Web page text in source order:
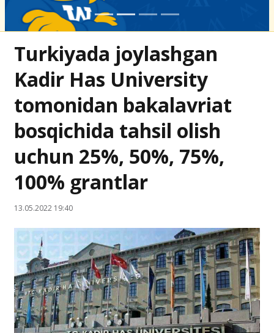
Turkiyada joylashgan
Kadir Has University
tomonidan bakalavriat
bosqichida tahsil olish
uchun 25%, 50%, 75%,
100% grantlar
13.05.2022 19:40